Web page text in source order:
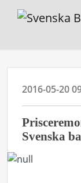
2016-05-20
Svenska